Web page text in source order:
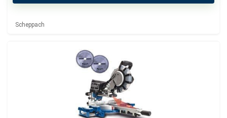
Scheppach